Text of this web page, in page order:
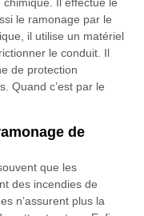
Il effectue le
le ramonage par le
il utilise un matériel
le conduit. Il
de protection
Quand c’est par le
de
que les
des incendies de
n’assurent plus la